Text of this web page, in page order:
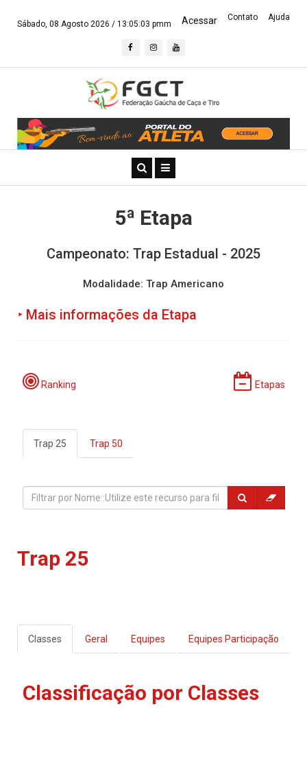
Sábado, 08 Agosto 2026 / 13:05:04 pmm Acessar Contato Ajuda
5ª Etapa
Campeonato: Trap Estadual - 2025
Modalidade: Trap Americano
‣ Mais informações da Etapa
Período de Incrições:
Ranking Etapas
Trap 25 Trap 50
Trap 25
Classes Geral Equipes Equipes Participação
Classificação por Classes